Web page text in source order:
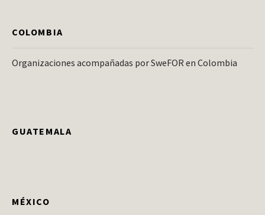
COLOMBIA
Organizaciones acompañadas por SweFOR en Colombia
GUATEMALA
MÉXICO